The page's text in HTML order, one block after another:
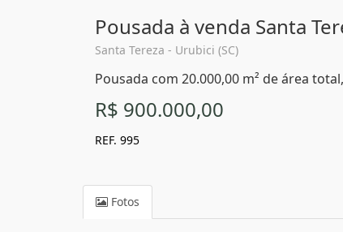
Pousada à venda Santa
Santa Tereza - Urubici (SC)
Pousada com 20.000,00 m² de área
R$ 900.000,00
REF. 995
Fotos